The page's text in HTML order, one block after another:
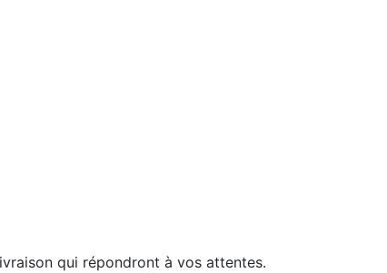
qui répondront à vos attentes.